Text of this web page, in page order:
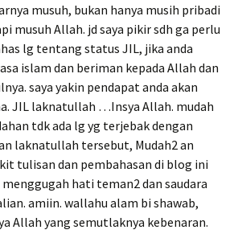
musuh, bukan hanya musih pribadi
musuh Allah. jd saya pikir sdh ga perlu
lg tentang status JIL, jika anda
islam dan beriman kepada Allah dan
saya yakin pendapat anda akan
JIL laknatullah …Insya Allah. mudah
tdk ada lg yg terjebak dengan
laknatullah tersebut, Mudah2 an
tulisan dan pembahasan di blog ini
menggugah hati teman2 dan saudara
amiin. wallahu alam bi shawab,
Allah yang semutlaknya kebenaran.